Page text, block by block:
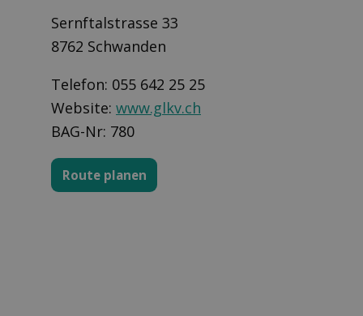
Sernftalstrasse 33
8762 Schwanden
Telefon: 055 642 25 25
Website: www.glkv.ch
BAG-Nr: 780
Route planen